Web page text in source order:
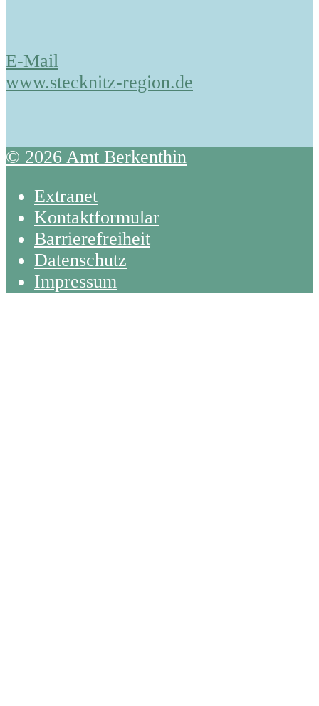
E-Mail
www.stecknitz-region.de
© 2026 Amt Berkenthin
Extranet
Kontaktformular
Barrierefreiheit
Datenschutz
Impressum